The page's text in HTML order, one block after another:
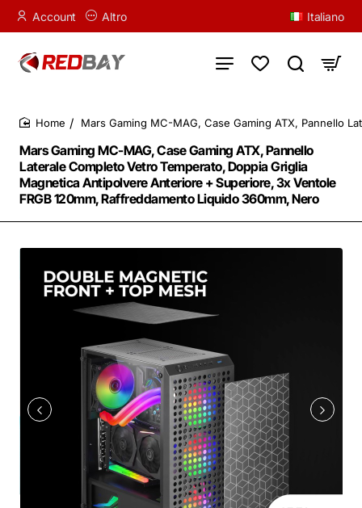
Account Altro Italiano
Mars Gaming MC-MAG, Case Gaming ATX, Pannello
Laterale Completo Vetro Temperato, Doppia Griglia
Magnetica Antipolvere Anteriore + Superiore, 3x Ventole
FRGB 120mm, Raffreddamento Liquido 360mm, Nero
Mars Gaming MC-MAG, Case Gaming ATX, Pannello